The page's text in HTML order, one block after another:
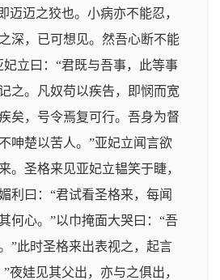
迈迈之狡也。小病亦不能忍，
深，已可想见。然吾心断不能
立曰：“君既与吾事，此等事
之。凡奴苟以疾告，即悯而宽
矣，号令焉复可行。吾身为督
呻楚以苦人。”亚妃立闻言欲
。圣格来见亚妃立韫笑于睫，
利曰：“君试看圣格来，每闻
何心。”以巾掩面大哭曰：“吾
”此时圣格来出表视之，起言
夜娃见其父出，亦与之俱出，